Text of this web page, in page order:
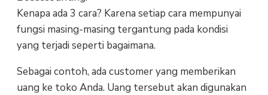
Kenapa ada 3 cara? Karena setiap cara mempunyai
fungsi masing-masing tergantung pada kondisi
yang terjadi seperti bagaimana.
Sebagai contoh, ada customer yang memberikan
uang ke toko Anda. Uang tersebut akan digunakan